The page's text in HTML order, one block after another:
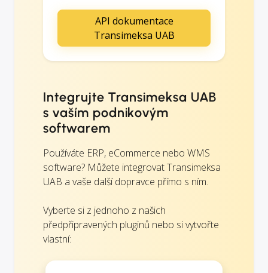
API dokumentace
Transimeksa UAB
Integrujte Transimeksa UAB
s vaším podnikovým
softwarem
Používáte ERP, eCommerce nebo WMS
software? Můžete integrovat Transimeksa
UAB a vaše další dopravce přímo s ním.
Vyberte si z jednoho z našich
předpřipravených pluginů nebo si vytvořte
vlastní: